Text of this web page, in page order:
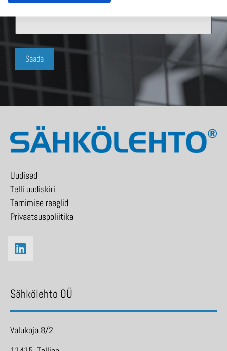
Uudised
Telli uudiskiri
Tarnimise reeglid
Privaatsuspoliitika
Sähkölehto OÜ
Valukoja 8/2